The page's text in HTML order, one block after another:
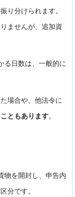
り分けられます。
ませんが、追加資
る日数は、一般的に
場合や、他法令に
ともあります。
物を開封し、申告内
分です。